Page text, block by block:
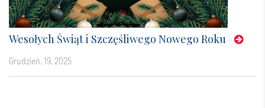
Wesołych Świąt i Szczęśliwego Nowego Roku
grudzień, 19, 2025